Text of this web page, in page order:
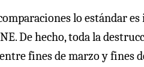
lo estándar
De hecho, toda la
fines de marzo y fines